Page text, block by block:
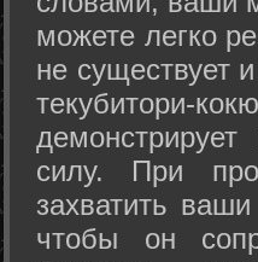
можете легко
не существует
текубитори-
силу. При
захватить
чтобы он